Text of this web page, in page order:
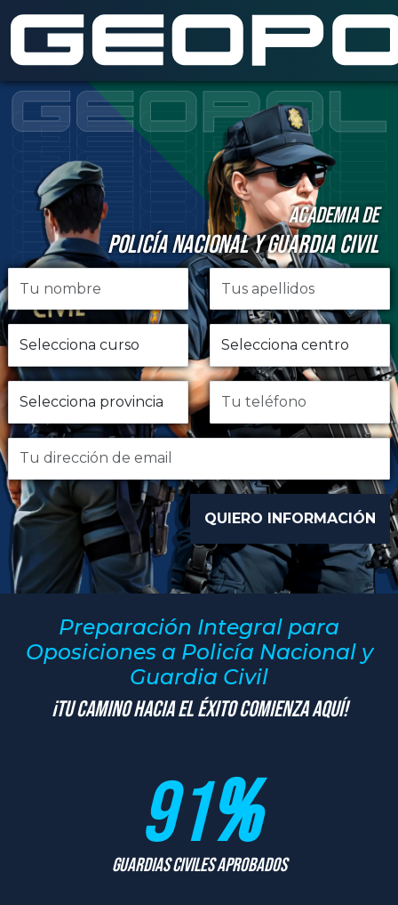
ACADEMIA DE
POLICÍA NACIONAL Y GUARDIA CIVIL
Preparación Integral para
Oposiciones a Policía Nacional y
Guardia Civil
¡Tu Camino hacia el Éxito Comienza Aquí!
91%
Guardias Civiles Aprobados